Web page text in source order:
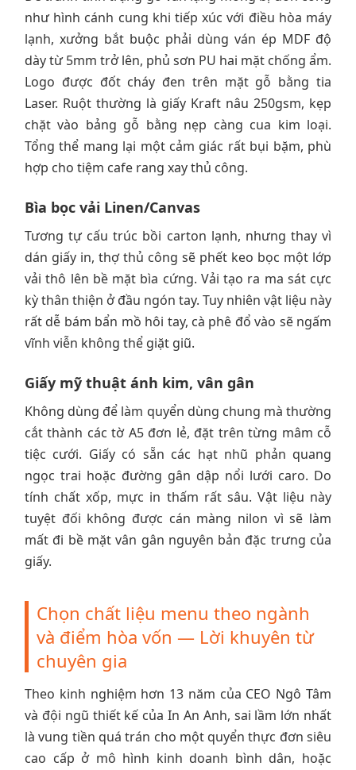
như hình cánh cung khi tiếp xúc với điều hòa máy
lạnh, xưởng bắt buộc phải dùng ván ép MDF độ
dày từ 5mm trở lên, phủ sơn PU hai mặt chống ẩm.
Logo được đốt cháy đen trên mặt gỗ bằng tia
Laser. Ruột thường là giấy Kraft nâu 250gsm, kẹp
chặt vào bảng gỗ bằng nẹp càng cua kim loại.
Tổng thể mang lại một cảm giác rất bụi bặm, phù
hợp cho tiệm cafe rang xay thủ công.
Bìa bọc vải Linen/Canvas
Tương tự cấu trúc bồi carton lạnh, nhưng thay vì
dán giấy in, thợ thủ công sẽ phết keo bọc một lớp
vải thô lên bề mặt bìa cứng. Vải tạo ra ma sát cực
kỳ thân thiện ở đầu ngón tay. Tuy nhiên vật liệu này
rất dễ bám bẩn mồ hôi tay, cà phê đổ vào sẽ ngấm
vĩnh viễn không thể giặt giũ.
Giấy mỹ thuật ánh kim, vân gân
Không dùng để làm quyển dùng chung mà thường
cắt thành các tờ A5 đơn lẻ, đặt trên từng mâm cỗ
tiệc cưới. Giấy có sẵn các hạt nhũ phản quang
ngọc trai hoặc đường gân dập nổi lưới caro. Do
tính chất xốp, mực in thấm rất sâu. Vật liệu này
tuyệt đối không được cán màng nilon vì sẽ làm
mất đi bề mặt vân gân nguyên bản đặc trưng của
giấy.
Chọn chất liệu menu theo ngành
và điểm hòa vốn — Lời khuyên từ
chuyên gia
Theo kinh nghiệm hơn 13 năm của CEO Ngô Tâm
và đội ngũ thiết kế của In An Anh, sai lầm lớn nhất
là vung tiền quá trán cho một quyển thực đơn siêu
cao cấp ở mô hình kinh doanh bình dân, hoặc